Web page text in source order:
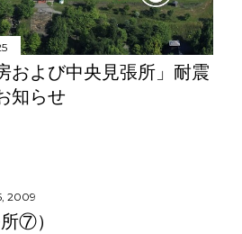
および中央見張所」耐震
知らせ
2009
⑦）